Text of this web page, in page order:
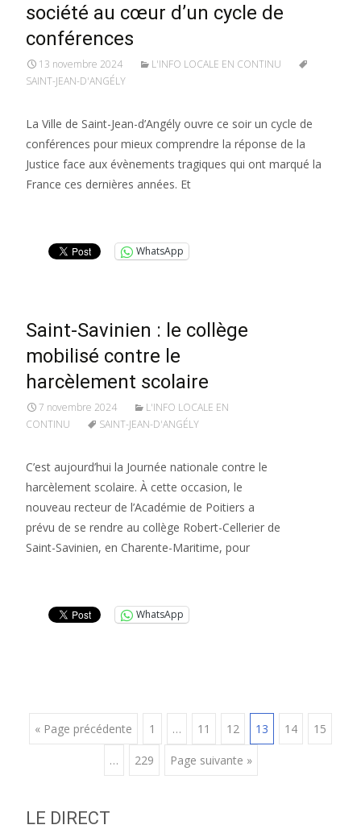
société au cœur d’un cycle de
conférences
13 novembre 2024
L'INFO LOCALE EN CONTINU
SAINT-JEAN-D'ANGÉLY
La Ville de Saint-Jean-d’Angély ouvre ce soir un cycle de
conférences pour mieux comprendre la réponse de la
Justice face aux évènements tragiques qui ont marqué la
France ces dernières années. Et
WhatsApp
Saint-Savinien : le collège
mobilisé contre le
harcèlement scolaire
7 novembre 2024
L'INFO LOCALE EN
CONTINU
SAINT-JEAN-D'ANGÉLY
C’est aujourd’hui la Journée nationale contre le
harcèlement scolaire. À cette occasion, le
nouveau recteur de l’Académie de Poitiers a
prévu de se rendre au collège Robert-Cellerier de
Saint-Savinien, en Charente-Maritime, pour
WhatsApp
Posts
navigation
« Page précédente 1 … 11 12 13 14 15
… 229 Page suivante »
LE DIRECT